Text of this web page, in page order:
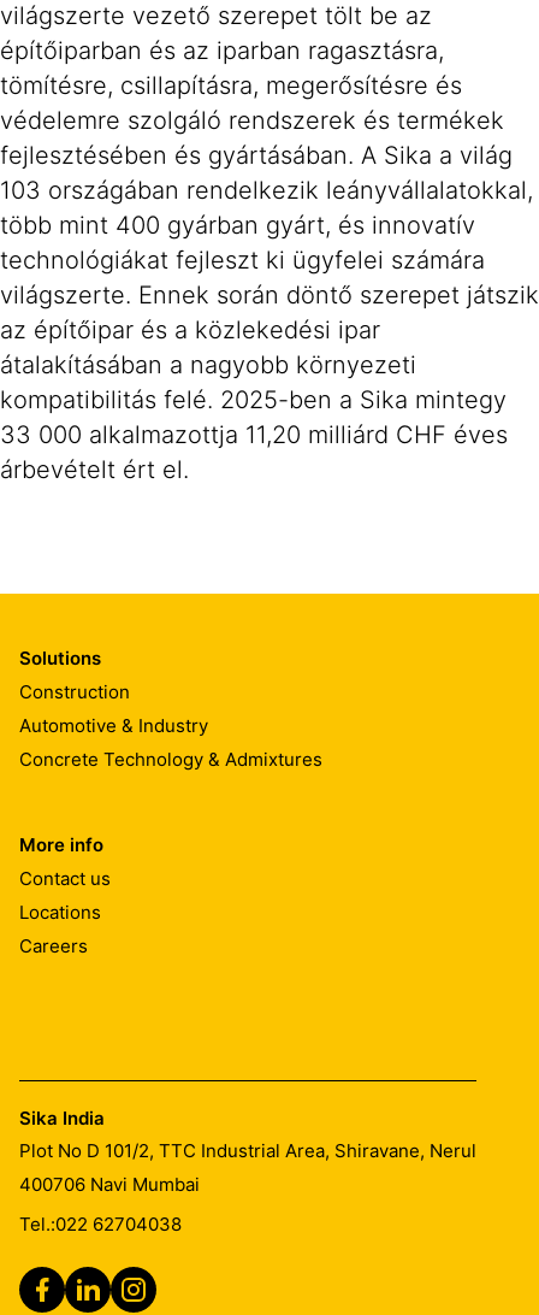
világszerte vezető szerepet tölt be az
építőiparban és az iparban ragasztásra,
tömítésre, csillapításra, megerősítésre és
védelemre szolgáló rendszerek és termékek
fejlesztésében és gyártásában. A Sika a világ
103 országában rendelkezik leányvállalatokkal,
több mint 400 gyárban gyárt, és innovatív
technológiákat fejleszt ki ügyfelei számára
világszerte. Ennek során döntő szerepet játszik
az építőipar és a közlekedési ipar
átalakításában a nagyobb környezeti
kompatibilitás felé. 2025-ben a Sika mintegy
33 000 alkalmazottja 11,20 milliárd CHF éves
árbevételt ért el.
Solutions
Construction
Automotive & Industry
Concrete Technology & Admixtures
More info
Contact us
Locations
Careers
Sika India
Plot No D 101/2, TTC Industrial Area, Shiravane, Nerul
400706 Navi Mumbai
Tel.:022 62704038